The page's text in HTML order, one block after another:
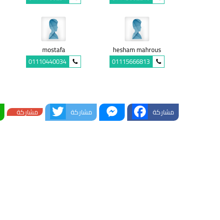
hesham mahrous
01115666813
mostafa
01110440034
مشاركة Facebook
Messenger
مشاركة Twitterمشاركة